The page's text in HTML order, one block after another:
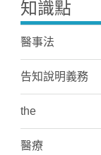
知識點
醫事法
告知說明義務
the
醫療